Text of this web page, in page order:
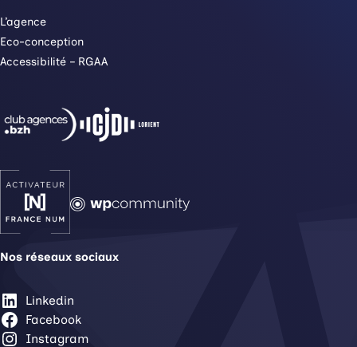
L’agence
Eco-conception
Accessibilité – RGAA
Nos réseaux sociaux
Linkedin
Facebook
Instagram